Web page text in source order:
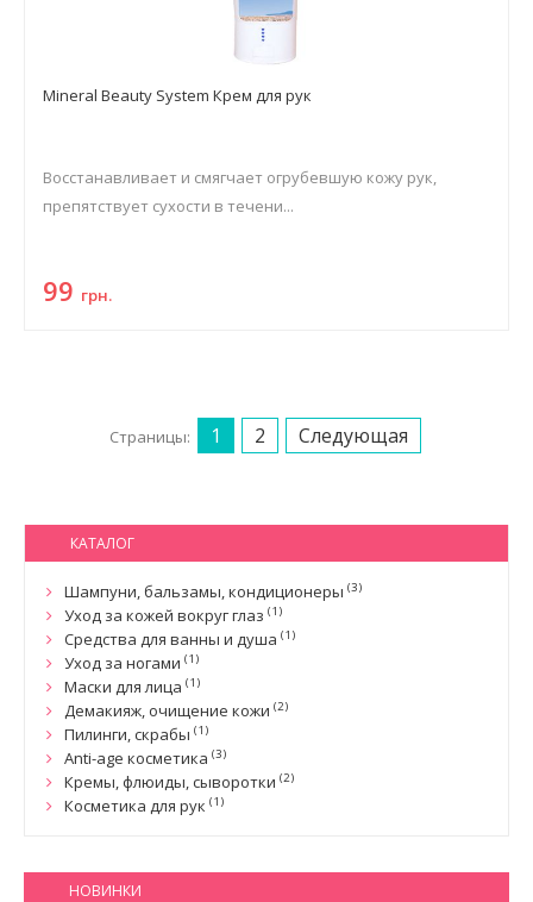
Mineral Beauty System Крем для рук
Восстанавливает и смягчает огрубевшую кожу рук,
препятствует сухости в течени...
99 грн.
Страницы: 1 2 Следующая
КАТАЛОГ
Шампуни, бальзамы, кондиционеры (3)
Уход за кожей вокруг глаз (1)
Средства для ванны и душа (1)
Уход за ногами (1)
Маски для лица (1)
Демакияж, очищение кожи (2)
Пилинги, скрабы (1)
Anti-age косметика (3)
Кремы, флюиды, сыворотки (2)
Косметика для рук (1)
НОВИНКИ